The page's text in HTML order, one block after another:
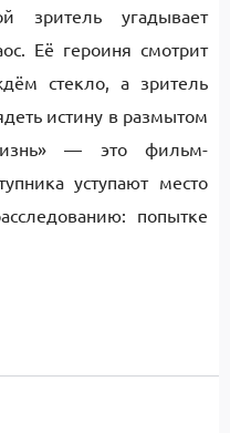
зритель угадывает
Её героиня смотрит
стекло, а зритель
истину в размытом
— это фильм-
уступают место
попытке